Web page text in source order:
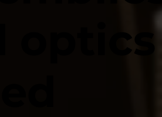
optics